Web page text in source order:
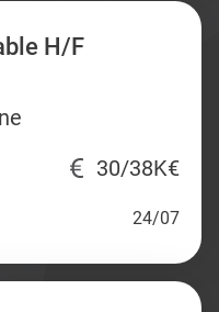
H/F
30/38K€
24/07